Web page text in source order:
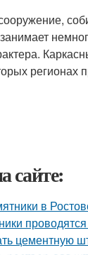
регионах
сайте:
в
цементную